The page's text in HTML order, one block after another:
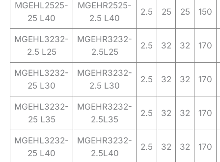
MGEHL2525-
25 L40
MGEHR2525-
2.5 L40
2.5 25 25 150
MGEHL3232-
2.5 L25
MGEHR3232-
2.5L25
2.5 32 32 170
MGEHL3232-
25 L30
MGEHR3232-
2.5 L30
2.5 32 32 170
MGEHL3232-
25 L35
MGEHR3232-
2.5L35
2.5 32 32 170
MGEHL3232-
25 L40
MGEHR3232-
2.5L40
2.5 32 32 170